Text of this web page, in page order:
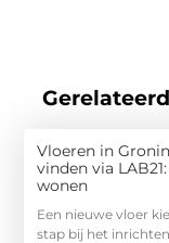
Vloeren in
vinden via
wonen
Een nieuwe vloer
stap bij het